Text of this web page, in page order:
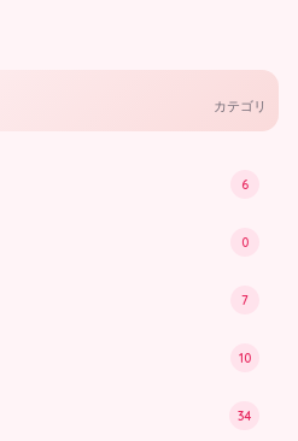
カテゴリ
6
0
7
10
34